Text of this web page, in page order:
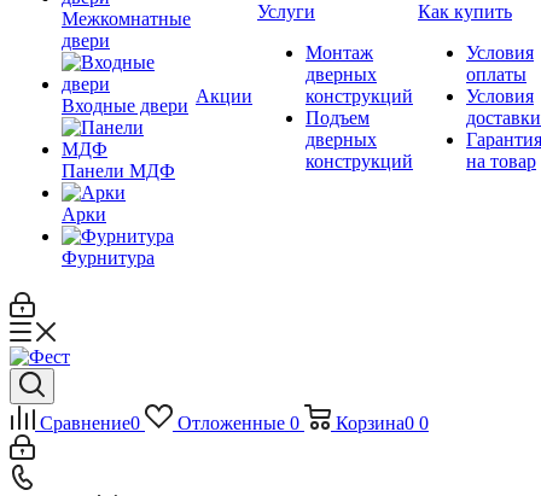
Межкомнатные
двери
Входные двери
Панели МДФ
Арки
Фурнитура
Акции
Услуги
Монтаж
дверных
конструкций
Подъем
дверных
конструкций
Как купить
Условия
оплаты
Условия
доставки
Гарантия
на товар
Сравнение0 Отложенные 0 Корзина0 0